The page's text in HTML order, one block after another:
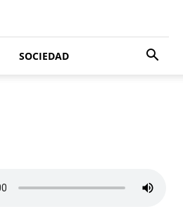
SOCIEDAD